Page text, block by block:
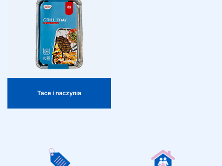
Tace i naczynia
Tace i naczynia
Aluminiowe naczynia i tace do
higienicznego
przechowywania i
świątecznego prezentowania
mięsa z grilla, przekąsek i
posiłków. Lekkie, wytrzymałe i
przeznaczone do
jednorazowego użytku.